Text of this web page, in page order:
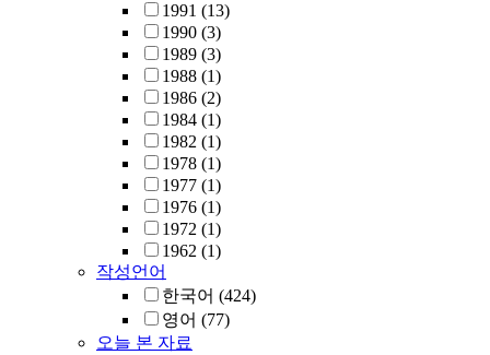
1991 (13)
1990 (3)
1989 (3)
1988 (1)
1986 (2)
1984 (1)
1982 (1)
1978 (1)
1977 (1)
1976 (1)
1972 (1)
1962 (1)
작성언어
한국어 (424)
영어 (77)
오늘 본 자료